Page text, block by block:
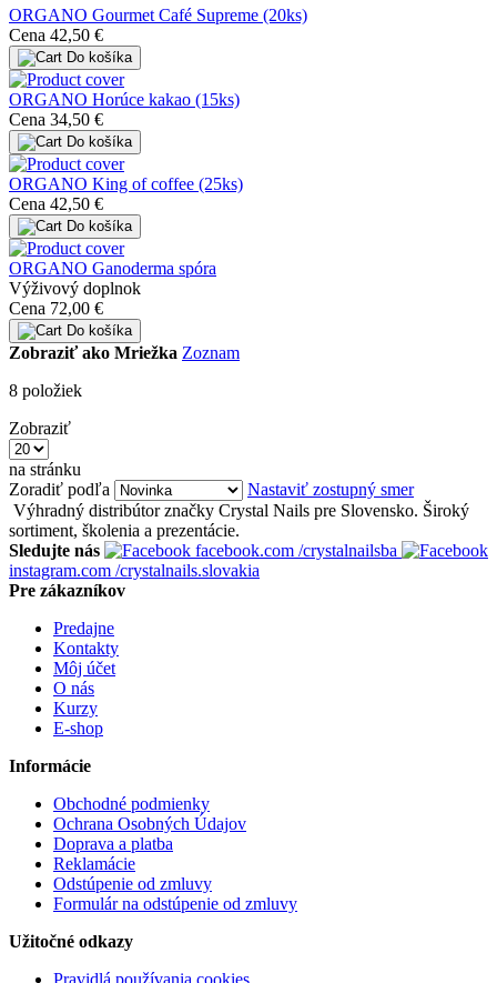
ORGANO Gourmet Café Supreme (20ks)
Cena 42,50 €
Do košíka
ORGANO Horúce kakao (15ks)
Cena 34,50 €
Do košíka
ORGANO King of coffee (25ks)
Cena 42,50 €
Do košíka
ORGANO Ganoderma spóra
Výživový doplnok
Cena 72,00 €
Do košíka
Zobraziť ako Mriežka Zoznam
8 položiek
Zobraziť
na stránku
Zoradiť podľa
Nastaviť zostupný smer
Výhradný distribútor značky Crystal Nails pre Slovensko. Široký
sortiment, školenia a prezentácie.
Sledujte nás
facebook.com /crystalnailsba
instagram.com /crystalnails.slovakia
Pre zákazníkov
Predajne
Kontakty
Môj účet
O nás
Kurzy
E-shop
Informácie
Obchodné podmienky
Ochrana Osobných Údajov
Doprava a platba
Reklamácie
Odstúpenie od zmluvy
Formulár na odstúpenie od zmluvy
Užitočné odkazy
Pravidlá používania cookies